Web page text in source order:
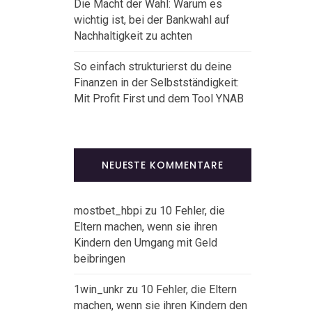
Die Macht der Wahl: Warum es
wichtig ist, bei der Bankwahl auf
Nachhaltigkeit zu achten
So einfach strukturierst du deine
Finanzen in der Selbstständigkeit:
Mit Profit First und dem Tool YNAB
NEUESTE KOMMENTARE
mostbet_hbpi zu 10 Fehler, die
Eltern machen, wenn sie ihren
Kindern den Umgang mit Geld
beibringen
1win_unkr zu 10 Fehler, die Eltern
machen, wenn sie ihren Kindern den